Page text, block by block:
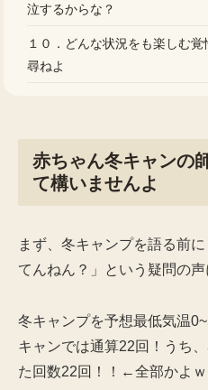
泣するからな？
１０．どんな状況をも楽しむ
尋ねよ
赤ちゃん冬キャンの
て構いませんよ
まず、冬キャンプを語る前
てんねん？」という疑問の声
冬キャンプを予想最低気温
キャンでは通算22回！うち
た回数22回！！←全部かよｗ